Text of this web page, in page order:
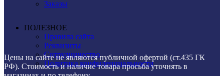
Заказы
ПОЛЕЗНОЕ
Правила сайта
Реквизиты
Сотрудничество
Политика конфиденциальности
Цены на сайте не являются публичной офертой (ст.435 ГК
РФ). Стоимость и наличие товара просьба уточнять в